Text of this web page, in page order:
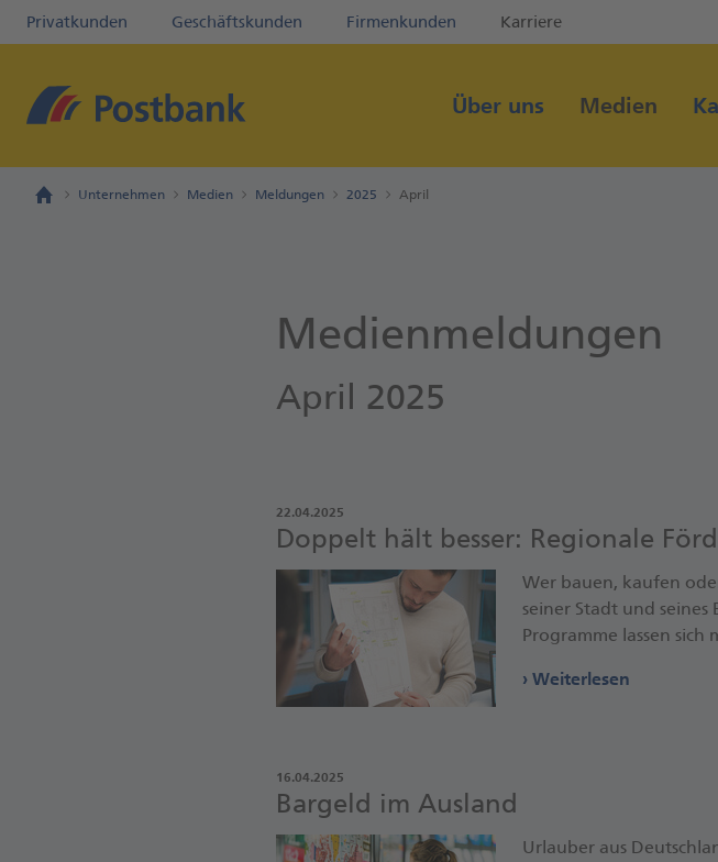
Direkt zur
Privatkunden Geschäftskunden Firmenkunden Karriere
Über uns Medien
Unternehmen Medien Meldungen 2025 April
Medienmeldungen
April 2025
22.04.2025
Doppelt hält besser: Regionale
Wer bauen, kaufen
seiner Stadt und
Programme lassen
Weiterlesen
16.04.2025
Bargeld im Ausland
Urlauber aus